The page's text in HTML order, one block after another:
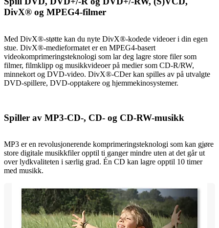
DivX® og MPEG4-filmer
Med DivX®-støtte kan du nyte DivX®-kodede videoer i din egen
stue. DivX®-medieformatet er en MPEG4-basert
videokomprimeringsteknologi som lar deg lagre store filer som
filmer, filmklipp og musikkvideoer på medier som CD-R/RW,
minnekort og DVD-video. DivX®-CDer kan spilles av på utvalgte
DVD-spillere, DVD-opptakere og hjemmekinosystemer.
Spiller av MP3-CD-, CD- og CD-RW-musikk
MP3 er en revolusjonerende komprimeringsteknologi som kan gjøre
store digitale musikkfiler opptil ti ganger mindre uten at det går ut
over lydkvaliteten i særlig grad. Én CD kan lagre opptil 10 timer
med musikk.